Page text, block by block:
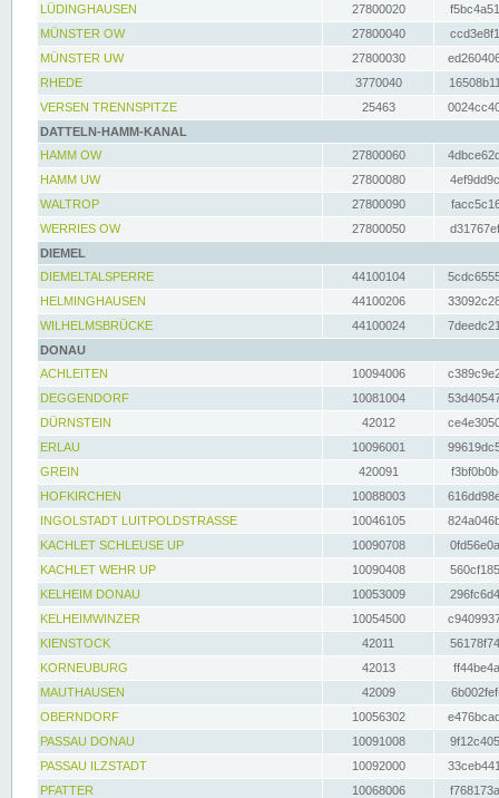
LÜDINGHAUSEN
27800020
MÜNSTER OW
27800040
MÜNSTER UW
27800030
RHEDE
3770040
VERSEN TRENNSPITZE
25463
DATTELN-HAMM-KANAL
HAMM OW
27800060
HAMM UW
27800080
WALTROP
27800090
WERRIES OW
27800050
DIEMEL
DIEMELTALSPERRE
44100104
HELMINGHAUSEN
44100206
WILHELMSBRÜCKE
44100024
DONAU
ACHLEITEN
10094006
DEGGENDORF
10081004
DÜRNSTEIN
42012
ERLAU
10096001
GREIN
420091
HOFKIRCHEN
10088003
INGOLSTADT LUITPOLDSTRASSE
10046105
KACHLET SCHLEUSE UP
10090708
KACHLET WEHR UP
10090408
KELHEIM DONAU
10053009
KELHEIMWINZER
10054500
KIENSTOCK
42011
KORNEUBURG
42013
MAUTHAUSEN
42009
OBERNDORF
10056302
PASSAU DONAU
10091008
PASSAU ILZSTADT
10092000
PFATTER
10068006